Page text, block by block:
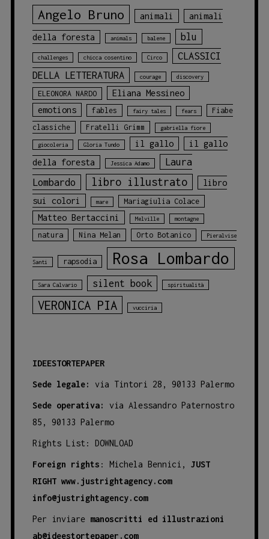
Angelo Bruno animali animali
della foresta animals balene blu
challenges chicca cosentino Circo
CLASSICI
DELLA LETTERATURA
courage discovery
ELEONORA NARDO
Eliana Messineo
emotions
fables fairy tales fears
Fiabe
classiche
Fratelli Grimm gabriella fiore
giocoleria Gloria Tundo il gallo
il gallo
della foresta
Jessica Adamo
Laura
Lombardo
libro illustrato
libro
sui colori
mare Mariagiulia Colace
Matteo Bertaccini Melville montagne
natura Nina Melan Orto Botanico Pieralvise
Santi rapsodia Rosa Lombardo
Sara Calvario silent book spiritualità
VERONICA PIA vucciria
IDEESTORTEPAPER
Sede legale: via Tintori 28, 90133 Palermo
Sede operativa:
via Alessandro Paternostro
85, 90133 Palermo
Rights List: DOWNLOAD
Foreign rights : Michela Bennici, JUST
RIGHT www.justrightagency.com
info@justrightagency.com
Per inviare manoscritti ed illustrazioni
ab@ideestortepaper.com